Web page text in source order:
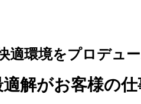
適環境をプロデュ
解がお客様の